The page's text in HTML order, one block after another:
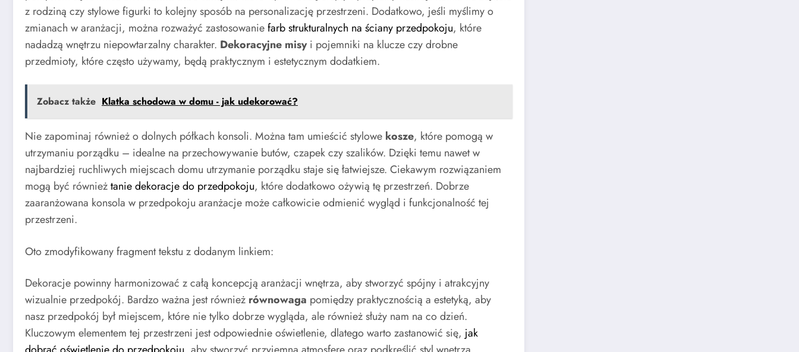
z rodziną czy stylowe figurki to kolejny sposób na personalizację przestrzeni. Dodatkowo, jeśli myślimy o
zmianach w aranżacji, można rozważyć zastosowaniefarb strukturalnych na ściany przedpokoju, które
nadadzą wnętrzu niepowtarzalny charakter. Dekoracyjne misyi pojemniki na klucze czy drobne
przedmioty, które często używamy, będą praktycznym i estetycznym dodatkiem.
Zobacz także Klatka schodowa w domu - jak udekorować?
Nie zapominaj również o dolnych półkach konsoli. Można tam umieścić stylowe kosze, które pomogą w
utrzymaniu porządku – idealne na przechowywanie butów, czapek czy szalików. Dzięki temu nawet w
najbardziej ruchliwych miejscach domu utrzymanie porządku staje się łatwiejsze. Ciekawym rozwiązaniem
mogą być równieżtanie dekoracje do przedpokoju, które dodatkowo ożywią tę przestrzeń. Dobrze
zaaranżowana konsola w przedpokoju aranżacje może całkowicie odmienić wygląd i funkcjonalność tej
przestrzeni.
Oto zmodyfikowany fragment tekstu z dodanym linkiem:
Dekoracje powinny harmonizować z całą koncepcją aranżacji wnętrza, aby stworzyć spójny i atrakcyjny
wizualnie przedpokój. Bardzo ważna jest również równowaga pomiędzy praktycznością a estetyką, aby
nasz przedpokój był miejscem, które nie tylko dobrze wygląda, ale również służy nam na co dzień.
Kluczowym elementem tej przestrzeni jest odpowiednie oświetlenie, dlatego warto zastanowić się, jak